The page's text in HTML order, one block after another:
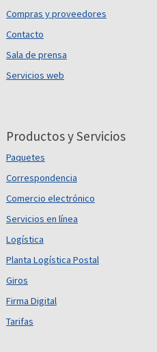
Compras y proveedores
Contacto
Sala de prensa
Servicios web
Productos y Servicios
Paquetes
Correspondencia
Comercio electrónico
Servicios en línea
Logística
Planta Logística Postal
Giros
Firma Digital
Tarifas